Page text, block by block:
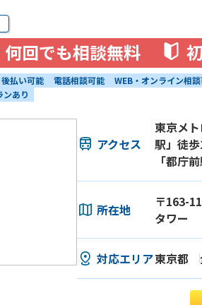
何回でも相談無料
後払い可能 電話相談可能 WEB・オンライン相
ンあり
アクセス
東京メ
駅」徒
「都庁
所在地
〒163-
タワー
対応エリア東京都